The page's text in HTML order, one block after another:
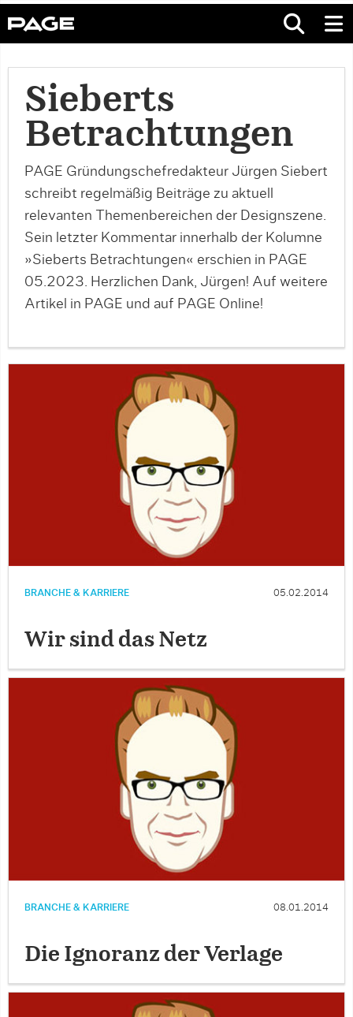
Sieberts
Betrachtungen
PAGE Gründungschefredakteur Jürgen Siebert
schreibt regelmäßig Beiträge zu aktuell
relevanten Themenbereichen der Designszene.
Sein letzter Kommentar innerhalb der Kolumne
»Sieberts Betrachtungen« erschien in PAGE
05.2023. Herzlichen Dank, Jürgen! Auf weitere
Artikel in PAGE und auf PAGE Online!
BRANCHE & KARRIERE 05.02.2014
Wir sind das Netz
BRANCHE & KARRIERE 08.01.2014
Die Ignoranz der Verlage